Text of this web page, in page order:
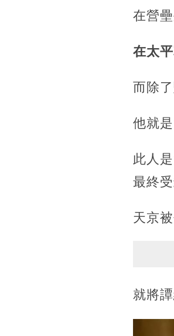
在營
在太
而除
他就
此人
最終受
天京
就將